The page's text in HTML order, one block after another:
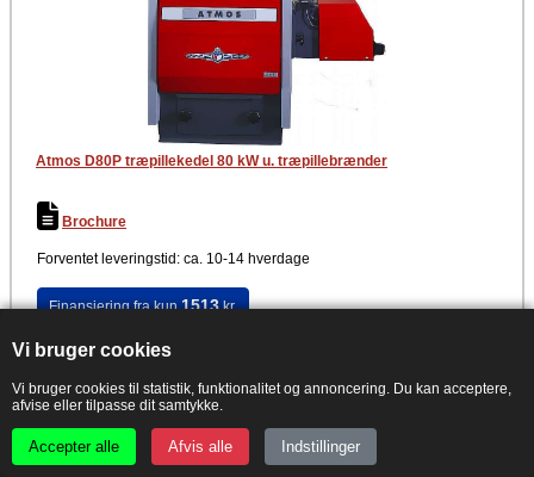
Vi bruger cookies
Vi bruger cookies til statistik, funktionalitet og annoncering. Du kan acceptere,
afvise eller tilpasse dit samtykke.
Accepter alle Afvis alle Indstillinger
Atmos D80P træpillekedel 80 kW u. træpillebrænder
Brochure
Forventet leveringstid: ca. 10-14 hverdage
Finansiering fra kun1513kr.
PRISGARANTI - Set billigere?
VVS nr. 308376080
Atmos D80P træpillekedel 80 kW u. træpillebrænder.